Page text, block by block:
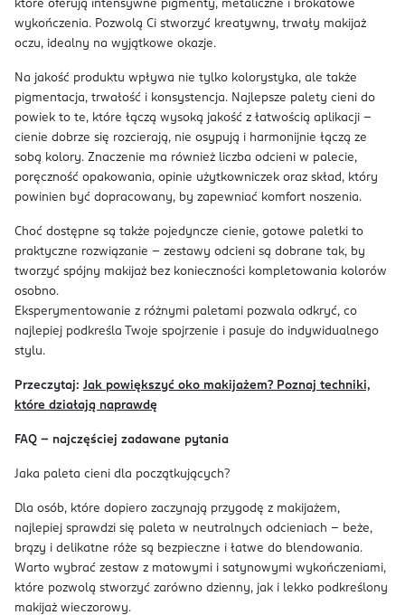
które oferują intensywne pigmenty, metaliczne i brokatowe
wykończenia. Pozwolą Ci stworzyć kreatywny, trwały makijaż
oczu, idealny na wyjątkowe okazje.
Na jakość produktu wpływa nie tylko kolorystyka, ale także
pigmentacja, trwałość i konsystencja. Najlepsze palety cieni do
powiek to te, które łączą wysoką jakość z łatwością aplikacji –
cienie dobrze się rozcierają, nie osypują i harmonijnie łączą ze
sobą kolory. Znaczenie ma również liczba odcieni w palecie,
poręczność opakowania, opinie użytkowniczek oraz skład, który
powinien być dopracowany, by zapewniać komfort noszenia.
Choć dostępne są także pojedyncze cienie, gotowe paletki to
praktyczne rozwiązanie – zestawy odcieni są dobrane tak, by
tworzyć spójny makijaż bez konieczności kompletowania kolorów
osobno.
Eksperymentowanie z różnymi paletami pozwala odkryć, co
najlepiej podkreśla Twoje spojrzenie i pasuje do indywidualnego
stylu.
Przeczytaj: Jak powiększyć oko makijażem? Poznaj techniki,
które działają naprawdę
FAQ - najczęściej zadawane pytania
Jaka paleta cieni dla początkujących?
Dla osób, które dopiero zaczynają przygodę z makijażem,
najlepiej sprawdzi się paleta w neutralnych odcieniach – beże,
brązy i delikatne róże są bezpieczne i łatwe do blendowania.
Warto wybrać zestaw z matowymi i satynowymi wykończeniami,
które pozwolą stworzyć zarówno dzienny, jak i lekko podkreślony
makijaż wieczorowy.